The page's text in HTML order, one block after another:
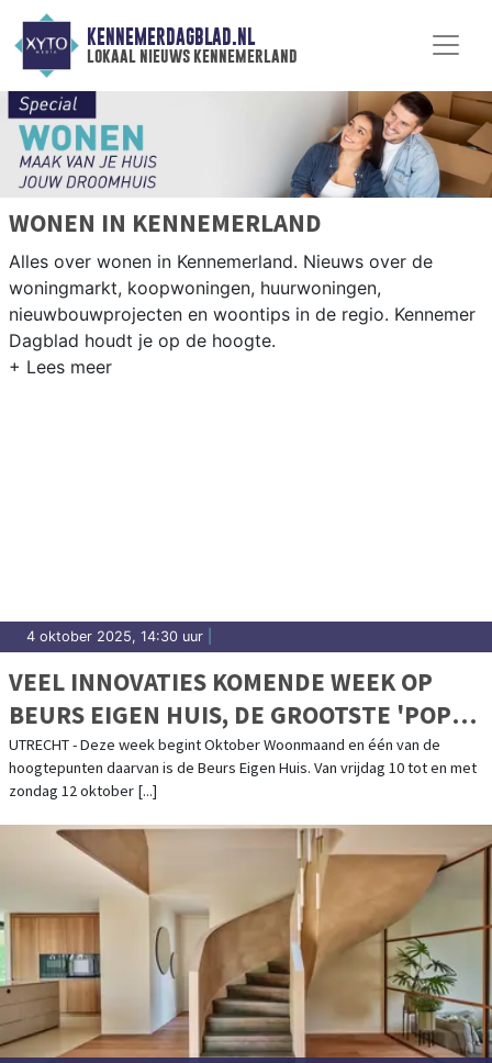
KENNEMERDAGBLAD.NL
lokaal nieuws kennemerland
WONEN IN KENNEMERLAND
Alles over wonen in Kennemerland. Nieuws over de
woningmarkt, koopwoningen, huurwoningen,
nieuwbouwprojecten en woontips in de regio. Kennemer
Dagblad houdt je op de hoogte.
4 oktober 2025, 14:30 uur
VEEL INNOVATIES KOMENDE WEEK OP
BEURS EIGEN HUIS, DE GROOTSTE 'POP
UP SHOP' VOOR WONEN, BOUWEN EN
VERBOUWEN
UTRECHT - Deze week begint Oktober Woonmaand en één van de
hoogtepunten daarvan is de Beurs Eigen Huis. Van vrijdag 10 tot en met
zondag 12 oktober [...]